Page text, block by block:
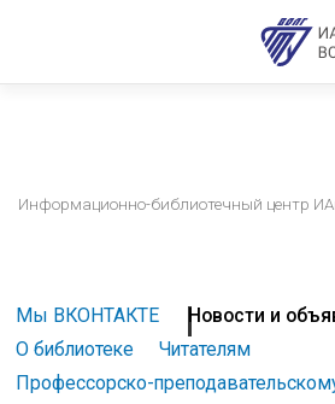
Информационно-библиотечный центр
Мы ВКОНТАКТЕ
Новости и
О библиотеке
Читателям
Профессорско-